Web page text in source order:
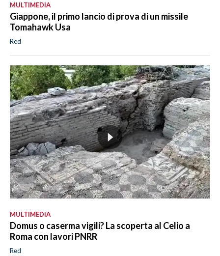
MULTIMEDIA
Giappone, il primo lancio di prova di un missile
Tomahawk Usa
Red
MULTIMEDIA
Domus o caserma vigili? La scoperta al Celio a
Roma con lavori PNRR
Red